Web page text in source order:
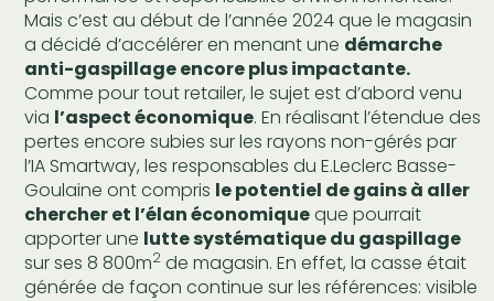
Mais c’est au début de l’année 2024 que le magasin
a décidé d’accélérer en menant une démarche
anti-gaspillage encore plus impactante.
Comme pour tout retailer, le sujet est d’abord venu
via l’aspect économique. En réalisant l’étendue des
pertes encore subies sur les rayons non-gérés par
l’IA Smartway, les responsables du E.Leclerc Basse-
Goulaine ont compris le potentiel de gains à aller
chercher et l’élan économiqueque pourrait
apporter une lutte systématique du gaspillage
sur ses 8 800m2 de magasin. En effet, la casse était
générée de façon continue sur les références: visible